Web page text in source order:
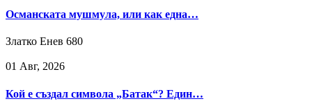
Османската мушмула, или как една…
Златко Енев 680
01 Авг, 2026
Кой е създал символа „Батак“? Един…